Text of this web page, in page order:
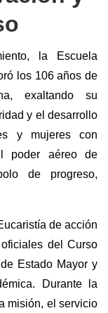
la Escuela
los 106 años de
exaltando su
y el desarrollo
y mujeres con
poder aéreo de
de progreso,
de acción
del Curso
Estado Mayor y
Durante la
misión, el servicio